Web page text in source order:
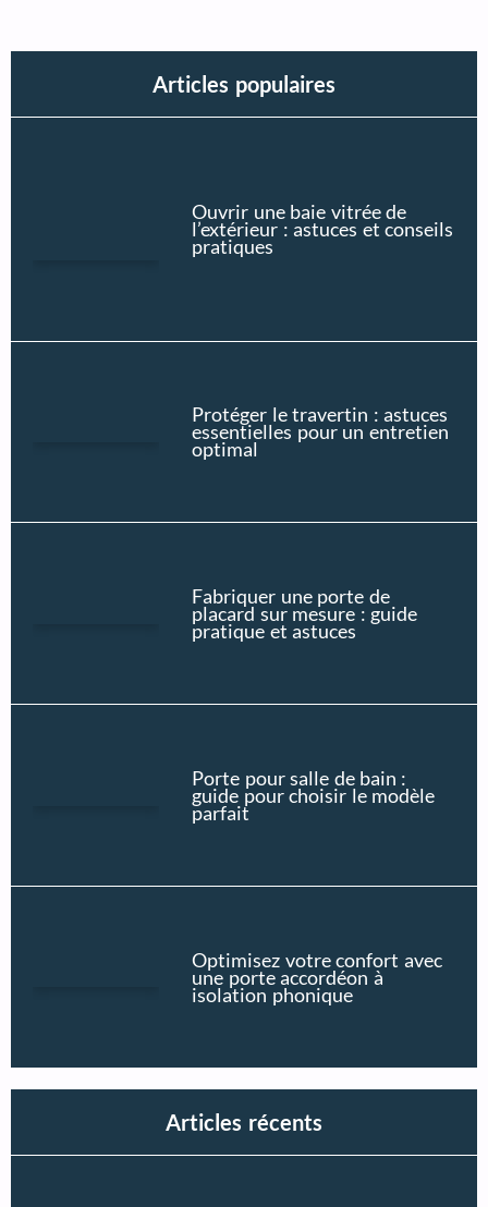
Articles populaires
Ouvrir une baie vitrée de
l’extérieur : astuces et conseils
pratiques
Protéger le travertin : astuces
essentielles pour un entretien
optimal
Fabriquer une porte de
placard sur mesure : guide
pratique et astuces
Porte pour salle de bain :
guide pour choisir le modèle
parfait
Optimisez votre confort avec
une porte accordéon à
isolation phonique
Articles récents